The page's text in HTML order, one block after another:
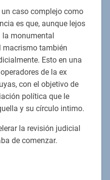
caso complejo como
es que, aunque lejos
la monumental
macrismo también
Esto en una
de la ex
con el objetivo de
política que le
y su círculo intimo.
la revisión judicial
de comenzar.